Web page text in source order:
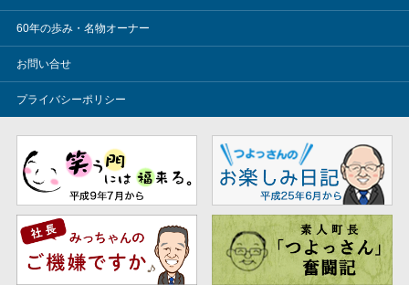
60年の歩み・名物オーナー
お問い合せ
プライバシーポリシー